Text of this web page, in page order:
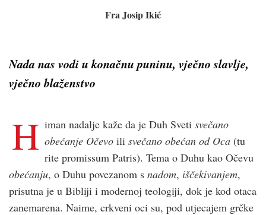
Fra Josip Ikić
Nada nas vodi u konačnu puninu, vječno slavlje,
vječno blaženstvo
H iman nadalje kaže da je Duh Svetisvečano
obećanje Očevo ilisvečano obećan od Oca (tu
rite promissum Patris). Tema o Duhu kao Očevu
obećanju, o Duhu povezanom s nadom, iščekivanjem,
prisutna je u Bibliji i modernoj teologiji, dok je kod otaca
zanemarena. Naime, crkveni oci su, pod utjecajem grčke